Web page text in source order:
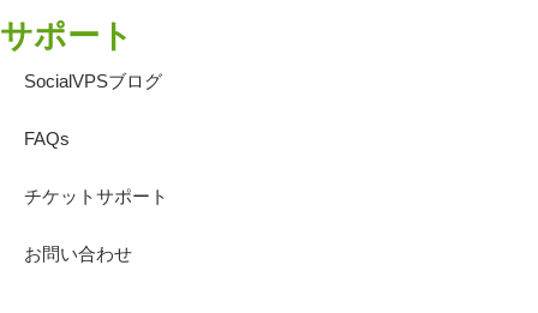
サポート
SocialVPSブログ
FAQs
チケットサポート
お問い合わせ